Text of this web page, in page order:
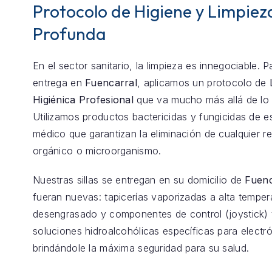
Protocolo de Higiene y
Profunda
En el sector sanitario, la limpieza es innegociable.
entrega en Fuencarral , aplicamos un protocolo de
Higiénica Profesional que va mucho más allá de
Utilizamos productos bactericidas y fungicidas de
médico que garantizan la eliminación de cualquier
orgánico o microorganismo.
Nuestras sillas se entregan en su domicilio de
fueran nuevas: tapicerías vaporizadas a alta
desengrasado y componentes de control
soluciones hidroalcohólicas específicas para
brindándole la máxima seguridad para su salud.